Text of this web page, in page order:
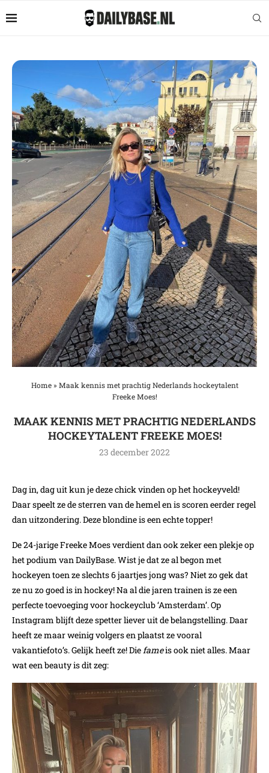
Home» Maak kennis met prachtig Nederlands hockeytalent
Freeke Moes!
MAAK KENNIS MET PRACHTIG NEDERLANDS
HOCKEYTALENT FREEKE MOES!
23 december 2022
Dag in, dag uit kun je deze chick vinden op het hockeyveld!
Daar speelt ze de sterren van de hemel en is scoren eerder regel
dan uitzondering. Deze blondine is een echte topper!
De 24-jarige Freeke Moes verdient dan ook zeker een plekje op
het podium van DailyBase. Wist je dat ze al begon met
hockeyen toen ze slechts 6 jaartjes jong was? Niet zo gek dat
ze nu zo goed is in hockey! Na al die jaren trainen is ze een
perfecte toevoeging voor hockeyclub ‘Amsterdam’. Op
Instagram blijft deze spetter liever uit de belangstelling. Daar
heeft ze maar weinig volgers en plaatst ze vooral
vakantiefoto’s. Gelijk heeft ze! Diefameis ook niet alles. Maar
wat een beauty is dit zeg: